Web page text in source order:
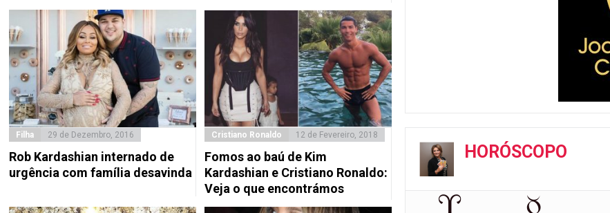
Filha 29 de Dezembro, 2016
Rob Kardashian internado de
urgência com família desavinda
Cristiano Ronaldo 12 de Fevereiro, 2018
Fomos ao baú de Kim
Kardashian e Cristiano Ronaldo:
Veja o que encontrámos
HORÓSCOPO